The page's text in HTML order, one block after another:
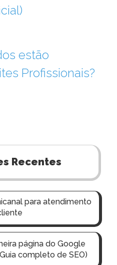
estão
Profissionais?
Recentes
para atendimento
página do Google
completo de SEO)